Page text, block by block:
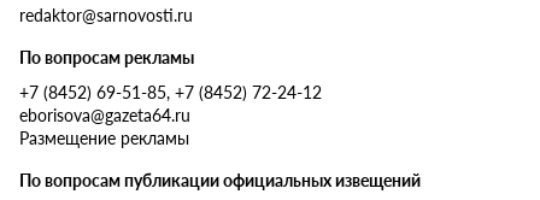
redaktor@sarnovosti.ru
По вопросам рекламы
+7 (8452) 69-51-85, +7 (8452) 72-24-12
eborisova@gazeta64.ru
Размещение рекламы
По вопросам публикации официальных извещений